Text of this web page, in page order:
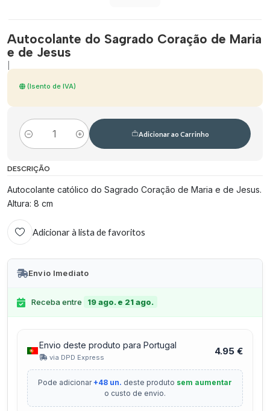
Autocolante do Sagrado Coração de Maria
e de Jesus
(Isento de IVA)
Quantidade
Adicionar ao Carrinho
DESCRIÇÃO
Autocolante católico do Sagrado Coração de Maria e de Jesus.
Altura: 8 cm
Adicionar à lista de favoritos
Envio Imediato
Receba entre 19 ago. e 21 ago.
Envio deste produto para Portugal
via DPD Express
4.95 €
Pode adicionar+48 un. deste produto sem aumentar
o custo de envio.